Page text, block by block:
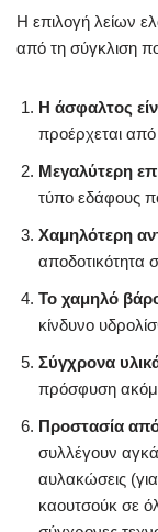
Η επιλογή λείων
από τη σύγκλιση
Η άσφαλτος
προέρχεται από
Μεγαλύτερη
τύπο εδάφους
Χαμηλότερη
αποδοτικότητα
Το χαμηλό
κίνδυνο
Σύγχρονα
πρόσφυση
Προστασία
συλλέγουν
αυλακώσεις
καουτσούκ σε